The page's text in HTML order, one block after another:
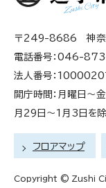
〒249-8686 神奈
電話番号：046-873-
法人番号：
開庁時間：月曜日～
月29日～1月3日を除
フロアマップ
Copyright © Zushi